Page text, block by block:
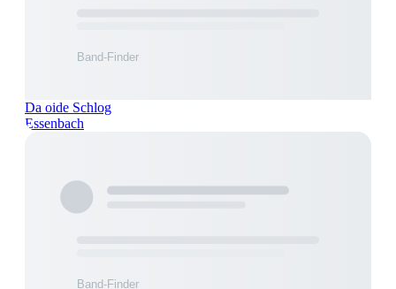
Da oide Schlog
Essenbach